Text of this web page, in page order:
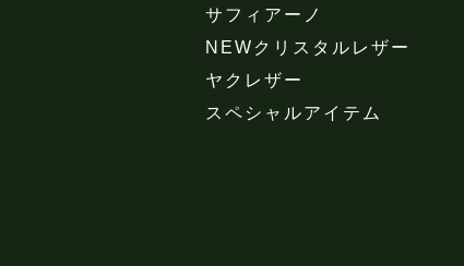
サフィアーノ
NEWクリスタルレザー
ヤクレザー
スペシャルアイテム